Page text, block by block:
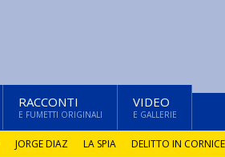
RACCONTI
E FUMETTI ORIGINALI
VIDEO
E GALLERIE
JORGE DIAZ LA SPIA DELITTO IN CORNICE